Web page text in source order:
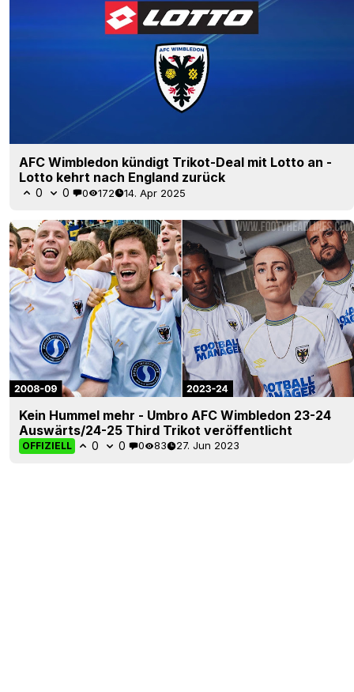
AFC Wimbledon kündigt Trikot-Deal mit Lotto an -
Lotto kehrt nach England zurück
0 0 0 172 14. Apr 2025
Kein Hummel mehr - Umbro AFC Wimbledon 23-24
Auswärts/24-25 Third Trikot veröffentlicht
OFFIZIELL 0 0 0 83 27. Jun 2023